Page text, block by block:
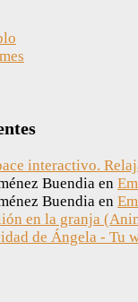
interactivo.
Buendia en
Buendia en
en la granja
de Ángela - Tu